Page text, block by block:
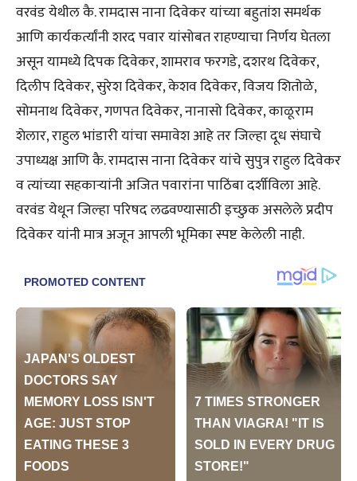
वरवंड येथील कै. रामदास नाना दिवेकर यांच्या बहुतांश समर्थक
आणि कार्यकर्त्यांनी शरद पवार यांसोबत राहण्याचा निर्णय घेतला
असून यामध्ये दिपक दिवेकर, शामराव फरगडे, दशरथ दिवेकर,
दिलीप दिवेकर, सुरेश दिवेकर, केशव दिवेकर, विजय शितोळे,
सोमनाथ दिवेकर, गणपत दिवेकर, नानासो दिवेकर, काळूराम
शेलार, राहुल भांडारी यांचा समावेश आहे तर जिल्हा दूध संघाचे
उपाध्यक्ष आणि कै. रामदास नाना दिवेकर यांचे सुपुत्र राहुल दिवेकर
व त्यांच्या सहकाऱ्यांनी अजित पवारांना पाठिंबा दर्शीविला आहे.
वरवंड येथून जिल्हा परिषद लढवण्यासाठी इच्छुक असलेले प्रदीप
दिवेकर यांनी मात्र अजून आपली भूमिका स्पष्ट केलेली नाही.